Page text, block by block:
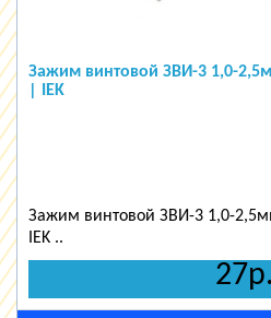
Зажим винтовой ЗВИ-3 1,0-
| IEK
Зажим винтовой ЗВИ-3 1,0-
IEK ..
27р.